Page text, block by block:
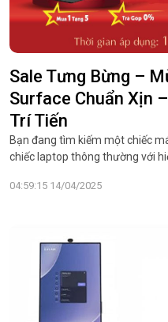
Sale Tưng Bừng –
Surface Chuẩn Xịn –
Trí Tiến
Bạn đang tìm kiếm một chiếc
chiếc laptop thông thường với
04:59:15 14/04/2025